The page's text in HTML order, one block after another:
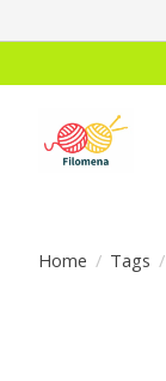
Home / Tags /